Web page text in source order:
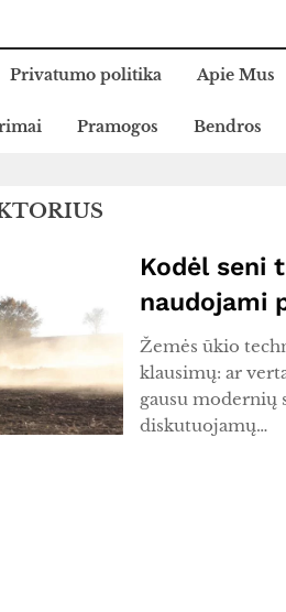
Privatumo politika Apie Mus
Pramogos Bendros
Kodėl seni
naudojami
Žemės ūkio
klausimų: ar
gausu modernių
diskutuojamų…